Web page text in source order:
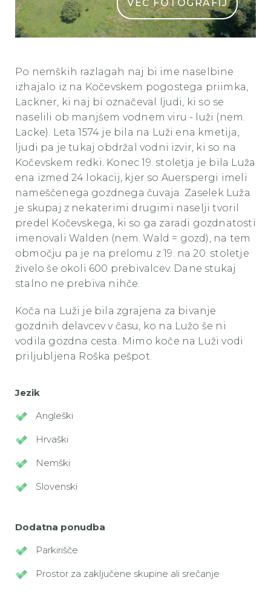
VEČ FOTOGRAFIJ
Po nemških razlagah naj bi ime naselbine
izhajalo iz na Kočevskem pogostega priimka,
Lackner, ki naj bi označeval ljudi, ki so se
naselili ob manjšem vodnem viru - luži (nem.
Lacke). Leta 1574 je bila na Luži ena kmetija,
ljudi pa je tukaj obdržal vodni izvir, ki so na
Kočevskem redki. Konec 19. stoletja je bila Luža
ena izmed 24 lokacij, kjer so Auerspergi imeli
nameščenega gozdnega čuvaja. Zaselek Luža
je skupaj z nekaterimi drugimi naselji tvoril
predel Kočevskega, ki so ga zaradi gozdnatosti
imenovali Walden (nem. Wald = gozd), na tem
območju pa je na prelomu z 19. na 20. stoletje
živelo še okoli 600 prebivalcev. Dane stukaj
stalno ne prebiva nihče.
Koča na Luži je bila zgrajena za bivanje
gozdnih delavcev v času, ko na Lužo še ni
vodila gozdna cesta. Mimo koče na Luži vodi
priljubljena Roška pešpot.
Jezik
Angleški
Hrvaški
Nemški
Slovenski
Dodatna ponudba
Parkirišče
Prostor za zaključene skupine ali srečanje